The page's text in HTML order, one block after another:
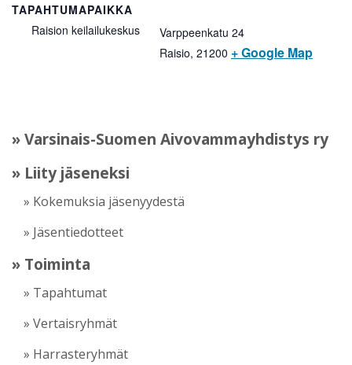
TAPAHTUMAPAIKKA
Raision keilailukeskus
Varppeenkatu 24
Raisio, 21200 + Google Map
» Varsinais-Suomen Aivovammayhdistys ry
» Liity jäseneksi
» Kokemuksia jäsenyydestä
» Jäsentiedotteet
» Toiminta
» Tapahtumat
» Vertaisryhmät
» Harrasteryhmät